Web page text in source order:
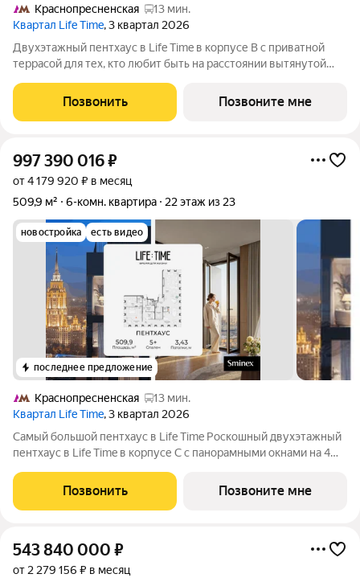
Краснопресненская
13 мин.
Квартал Life Time, 3 квартал 2026
Двухэтажный пентхаус в Life Time в корпусе B с приватной
террасой для тех, кто любит быть на расстоянии вытянутой
первом этаже пентхауса в просторной кухне-гостиной, отдых
на отдельном
Позвонить Позвоните мне
997 390 016₽
от 4 179 920 ₽ в месяц
509,9 м²
6-комн. квартира 22 этаж из 23
новостройка есть видео
последнее предложение
Краснопресненская
13 мин.
Квартал Life Time, 3 квартал 2026
Самый большой пентхаус в Life Time Роскошный двухэтажный
пентхаус в Life Time в корпусе С c панорамными окнами на 4
над городом.Дровяной камин и терраса на кровле формируют
идеальное
Позвонить Позвоните мне
543 840 000 ₽
от 2 279 156 ₽ в месяц